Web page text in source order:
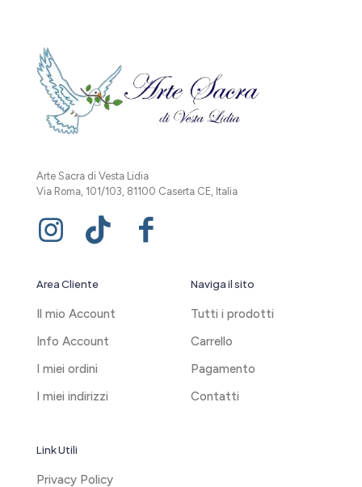
Arte Sacra di Vesta Lidia
Via Roma, 101/103, 81100 Caserta CE, Italia
Area Cliente
Il mio Account
Info Account
I miei ordini
I miei indirizzi
Naviga il sito
Tutti i prodotti
Carrello
Pagamento
Contatti
Link Utili
Privacy Policy